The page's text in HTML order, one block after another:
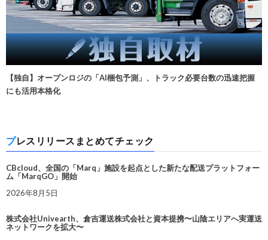
【独自】オープンロジの「AI梱包予測」、トラック必要台数の迅速把握
にも活用本格化
プレスリリースまとめてチェック
CBcloud、全国の「Marq」施設を起点とした新たな配送プラットフォー
ム「MarqGO」開始
2026年8月5日
株式会社Univearth、倉吉運送株式会社と資本提携〜山陰エリアへ実運送
ネットワークを拡大〜